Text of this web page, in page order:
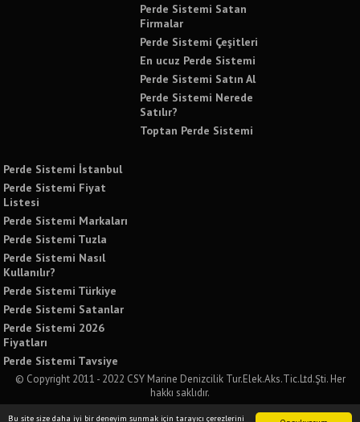
Bu site size daha iyi bir deneyim sunmak için tarayıcı çerezlerini
Perde Sistemi Satan
Firmalar
Perde Sistemi Çeşitleri
En ucuz Perde Sistemi
Perde Sistemi Satın Al
Perde Sistemi Nerede
Satılır?
Toptan Perde Sistemi
Perde Sistemi İstanbul
Perde Sistemi Fiyat
Listesi
Perde Sistemi Markaları
Perde Sistemi Tuzla
Perde Sistemi Nasıl
Kullanılır?
Perde Sistemi Türkiye
Perde Sistemi Satanlar
Perde Sistemi 2026
Fiyatları
Perde Sistemi Tavsiye
© Copyright 2011 - 2022 CSY Marine Denizcilik Tur.Elek.Aks.Tic.Ltd.Şti. Her
hakkı saklıdır.
Bu sitede yer alan tüm yazılı ve görsel içeriklerin izinsiz kullanımı ve paylaşımı